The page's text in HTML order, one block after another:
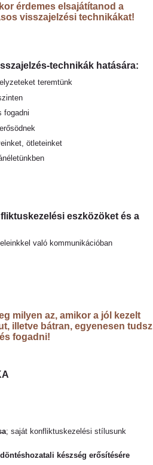
érdemes elsajátítanod a
visszajelzési technikákat!
technikák hatására:
teremtünk
fogadni
ötleteinket
eszközöket és a
való kommunikációban
milyen az, amikor a jól kezelt
illetve bátran, egyenesen tudsz
fogadni!
; saját konfliktuskezelési stílusunk
készség erősítésére